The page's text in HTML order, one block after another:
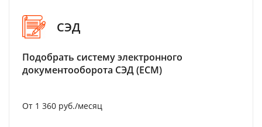
СЭД
Подобрать систему электронного
документооборота СЭД (ECM)
От 1 360 руб./месяц